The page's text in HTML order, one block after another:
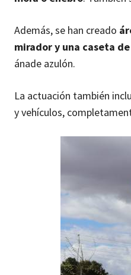
Además, se han creado
mirador y una caseta
ánade azulón.
La actuación también
y vehículos,